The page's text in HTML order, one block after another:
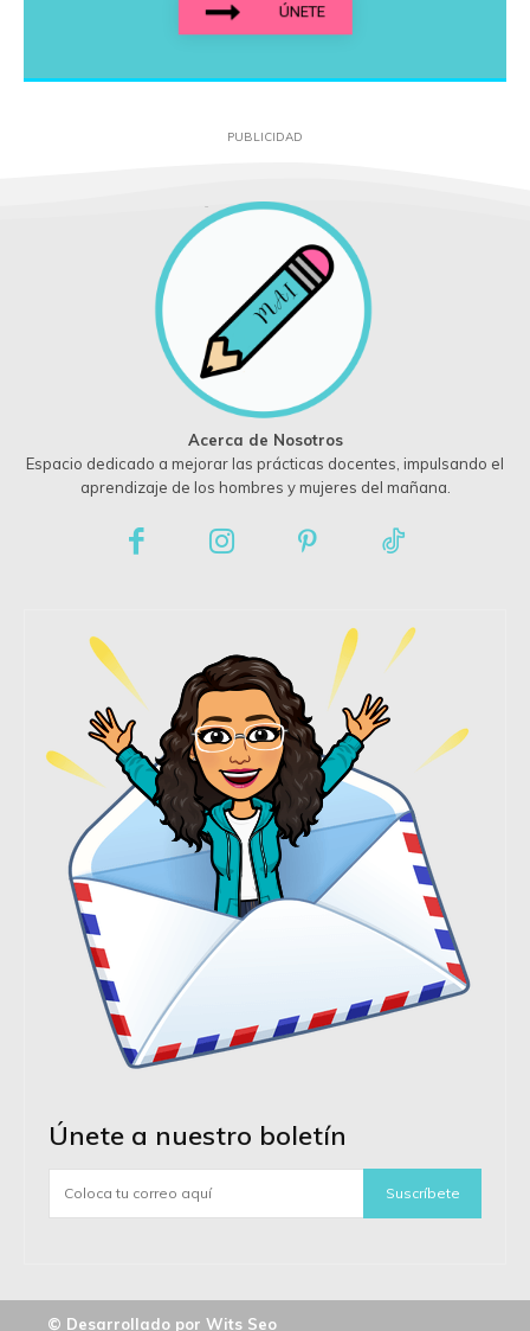
ÚNETE
PUBLICIDAD
Acerca de Nosotros
Espacio dedicado a mejorar las prácticas docentes, impulsando el
aprendizaje de los hombres y mujeres del mañana.
Únete a nuestro boletín
Suscríbete
© Desarrollado por Wits Seo